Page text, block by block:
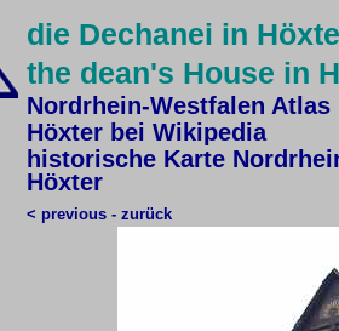
die Dechanei in
the dean's House in
Nordrhein-Westfalen Atlas
Höxter bei Wikipedia
historische Karte
Höxter
< previous - zurück